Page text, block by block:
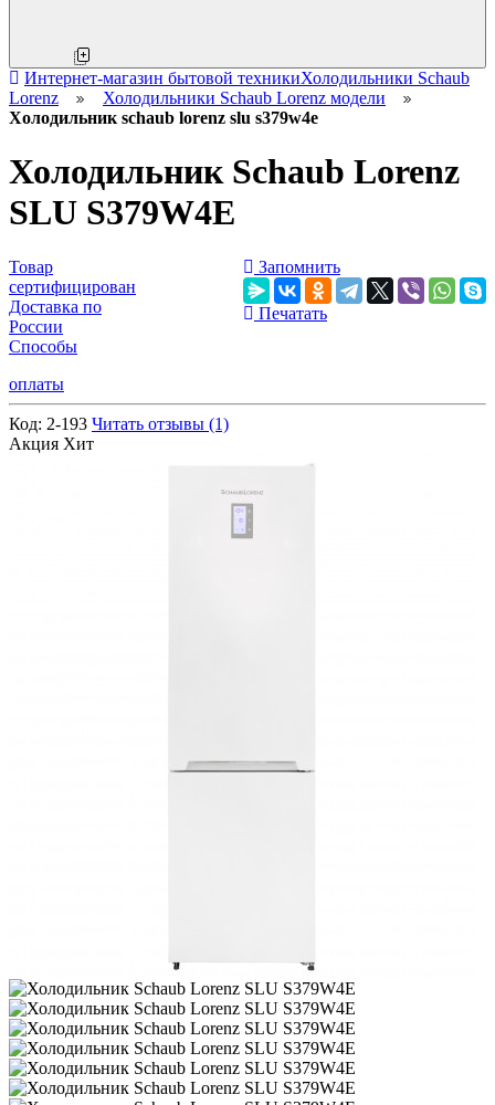
Интернет-магазин бытовой техникиХолодильники Schaub
Lorenz
Холодильники Schaub Lorenz модели
Холодильник schaub lorenz slu s379w4e
Холодильник Schaub Lorenz
SLU S379W4E
Запомнить
Печатать
Товар
сертифицирован
Доставка по
России
Способы
оплаты
Код: 2-193 Читать отзывы (1)
Акция Хит